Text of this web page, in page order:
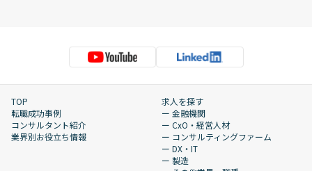
TOP
転職成功事例
コンサルタント紹介
業界別お役立ち情報
求人を探す
ー 金融機関
ー CxO・経営人材
ー コンサルティングファーム
ー DX・IT
ー 製造